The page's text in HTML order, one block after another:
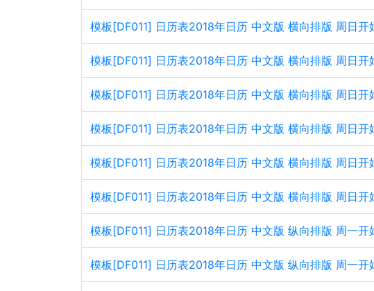
模板[DF011] 日历表2018年日历 中文版 横向排版 周日
模板[DF011] 日历表2018年日历 中文版 横向排版 周日开
模板[DF011] 日历表2018年日历 中文版 横向排版 周日
模板[DF011] 日历表2018年日历 中文版 横向排版 周日开
模板[DF011] 日历表2018年日历 中文版 横向排版 周日开
模板[DF011] 日历表2018年日历 中文版 横向排版 周日开
模板[DF011] 日历表2018年日历 中文版 纵向排版 周一
模板[DF011] 日历表2018年日历 中文版 纵向排版 周一开